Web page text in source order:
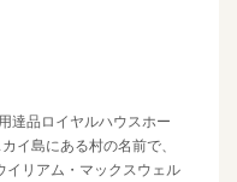
達品ロイヤルハウスホー
イ島にある村の名前で、
イリアム・マックスウェル